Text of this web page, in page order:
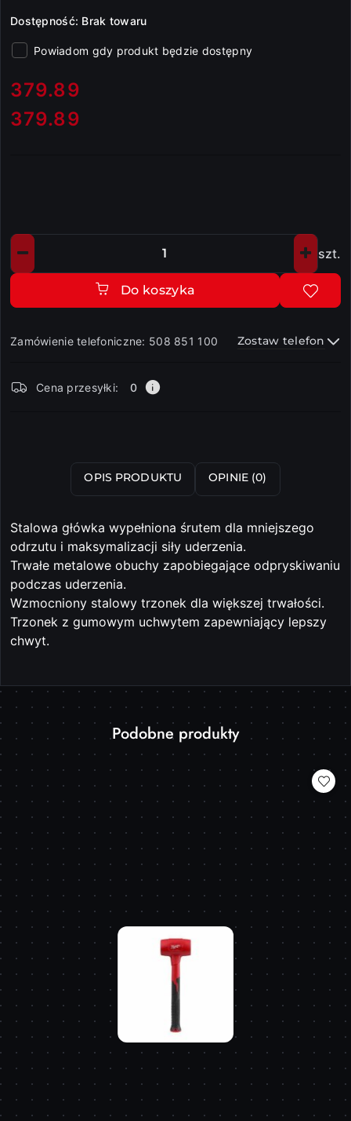
Dostępność: Brak towaru
Powiadom gdy produkt będzie dostępny
cena:
379.89
Cena:
379.89
Ilość szt.
Do koszyka
Zamówienie telefoniczne: 508 851 100 Zostaw telefon
i
Cena przesyłki: 0
OPIS PRODUKTU OPINIE (0)
Stalowa główka wypełniona śrutem dla mniejszego
odrzutu i maksymalizacji siły uderzenia.
Trwałe metalowe obuchy zapobiegające odpryskiwaniu
podczas uderzenia.
Wzmocniony stalowy trzonek dla większej trwałości.
Trzonek z gumowym uchwytem zapewniający lepszy
chwyt.
Pomiń karuzelę produktów
Produkty
statusie:
Podobne produkty